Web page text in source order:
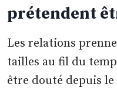
prétendent
Les relations
tailles au fil du
être douté depuis